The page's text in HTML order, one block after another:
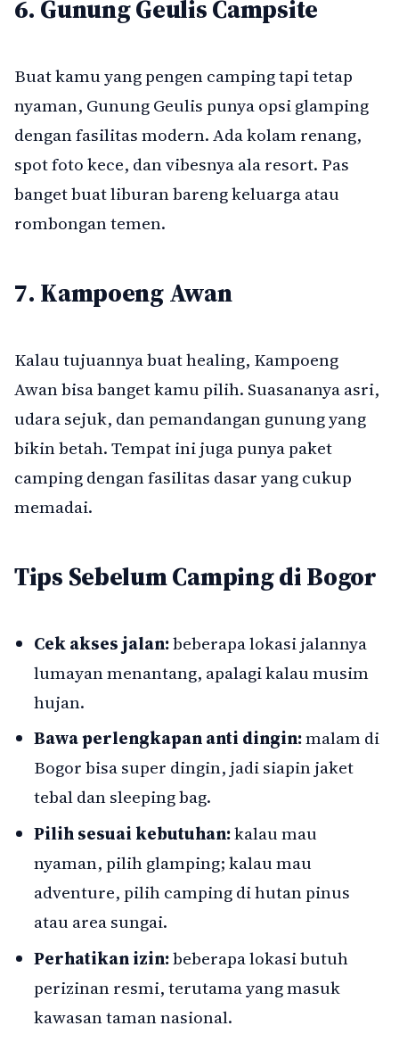
6. Gunung Geulis Campsite
Buat kamu yang pengen camping tapi tetap
nyaman, Gunung Geulis punya opsi glamping
dengan fasilitas modern. Ada kolam renang,
spot foto kece, dan vibesnya ala resort. Pas
banget buat liburan bareng keluarga atau
rombongan temen.
7. Kampoeng Awan
Kalau tujuannya buat healing, Kampoeng
Awan bisa banget kamu pilih. Suasananya asri,
udara sejuk, dan pemandangan gunung yang
bikin betah. Tempat ini juga punya paket
camping dengan fasilitas dasar yang cukup
memadai.
Tips Sebelum Camping di Bogor
Cek akses jalan:beberapa lokasi jalannya
lumayan menantang, apalagi kalau musim
hujan.
Bawa perlengkapan anti dingin:malam di
Bogor bisa super dingin, jadi siapin jaket
tebal dan sleeping bag.
Pilih sesuai kebutuhan:kalau mau
nyaman, pilih glamping; kalau mau
adventure, pilih camping di hutan pinus
atau area sungai.
Perhatikan izin:beberapa lokasi butuh
perizinan resmi, terutama yang masuk
kawasan taman nasional.